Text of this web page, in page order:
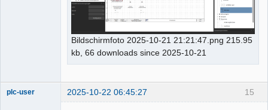
Bildschirmfoto 2025-10-21 21:21:47.png 215.95
kb, 66 downloads since 2025-10-21
15
plc-user 2025-10-22 06:45:27